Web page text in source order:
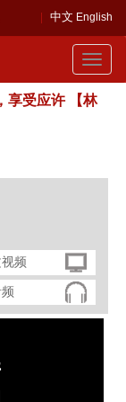
中文 English
Toggle
享受应许 【林
频